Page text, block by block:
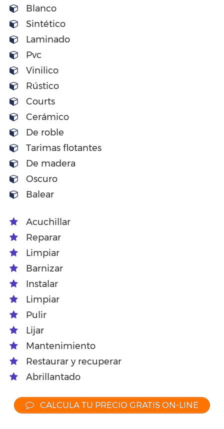
Blanco
Sintético
Laminado
Pvc
Vinilico
Rústico
Courts
Cerámico
De roble
Tarimas flotantes
De madera
Oscuro
Balear
Acuchillar
Reparar
Limpiar
Barnizar
Instalar
Limpiar
Pulir
Lijar
Mantenimiento
Restaurar y recuperar
Abrillantado
CALCULA TU PRECIO GRATIS ON-LINE